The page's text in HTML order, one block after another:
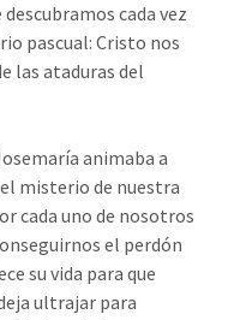
cada vez
pascual: Cristo nos
las ataduras del
animaba a
misterio de nuestra
cada uno de nosotros
el perdón
su vida para que
ultrajar para